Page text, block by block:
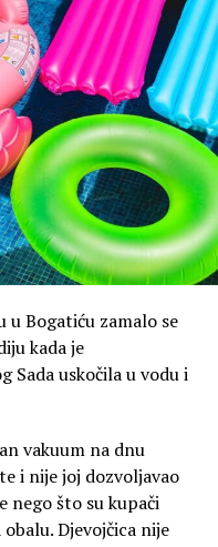
u Bogatiću zamalo se
kada je
Sada uskočila u vodu i
vakuum na dnu
i nije joj dozvoljavao
nego što su kupači
Djevojčica nije